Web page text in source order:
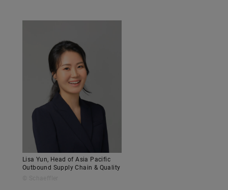
Lisa Yun, Head of Asia Pacific
Outbound Supply Chain & Quality